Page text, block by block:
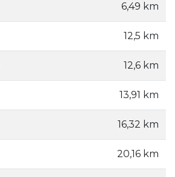
6,49 km
12,5 km
12,6 km
13,91 km
16,32 km
20,16 km